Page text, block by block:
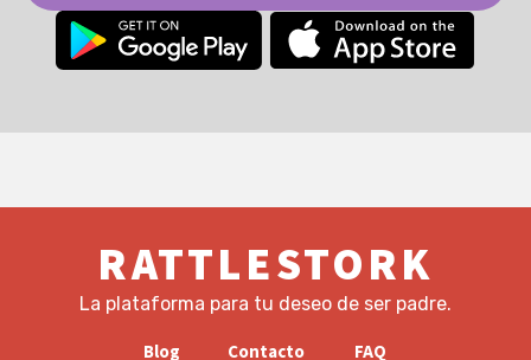
RATTLESTORK
La plataforma para tu deseo de ser padre.
Blog Contacto FAQ